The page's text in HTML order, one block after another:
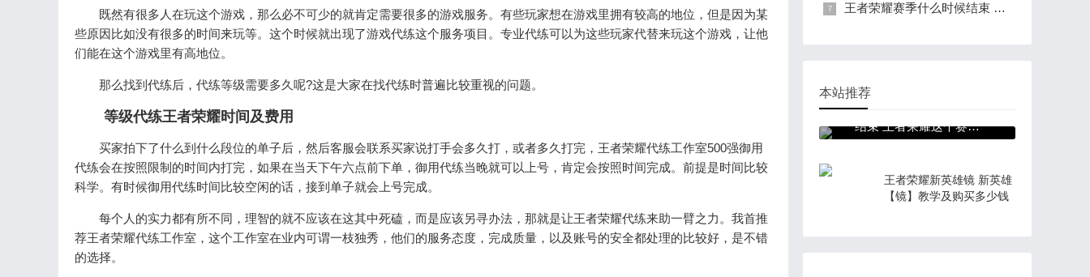
既然有很多人在玩这个游戏，那么必不可少的就肯定需要很多的游戏服务。有些玩家想在游戏里拥有较高的地位，但是因为某
些原因比如没有很多的时间来玩等。这个时候就出现了游戏代练这个服务项目。专业代练可以为这些玩家代替来玩这个游戏，让他
们能在这个游戏里有高地位。
那么找到代练后，代练等级需要多久呢?这是大家在找代练时普遍比较重视的问题。
等级代练王者荣耀时间及费用
买家拍下了什么到什么段位的单子后，然后客服会联系买家说打手会多久打，或者多久打完，王者荣耀代练工作室500强御用
代练会在按照限制的时间内打完，如果在当天下午六点前下单，御用代练当晚就可以上号，肯定会按照时间完成。前提是时间比较
科学。有时候御用代练时间比较空闲的话，接到单子就会上号完成。
每个人的实力都有所不同，理智的就不应该在这其中死磕，而是应该另寻办法，那就是让王者荣耀代练来助一臂之力。我首推
荐王者荣耀代练工作室，这个工作室在业内可谓一枝独秀，他们的服务态度，完成质量，以及账号的安全都处理的比较好，是不错
的选择。
王者荣耀赛季什么时候结束 王者荣耀这个赛季什么时候结束
本站推荐
王者荣耀赛季什么时候
结束 王者荣耀这个赛季
什么时候结束
王者荣耀新英雄镜 新英雄
【镜】教学及购买多少钱